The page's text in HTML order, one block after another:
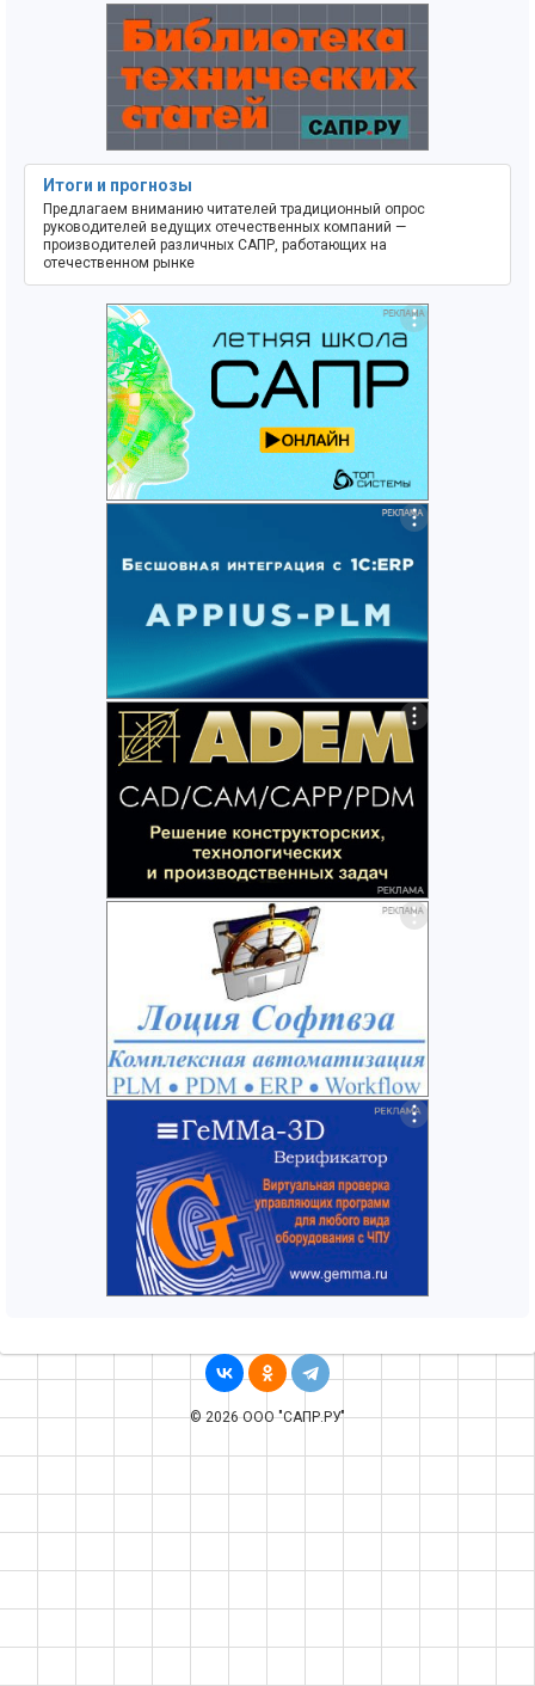
Итоги и прогнозы
Предлагаем вниманию читателей традиционный опрос
руководителей ведущих отечественных компаний —
производителей различных САПР, работающих на
отечественном рынке
© 2026 ООО "САПР.РУ"